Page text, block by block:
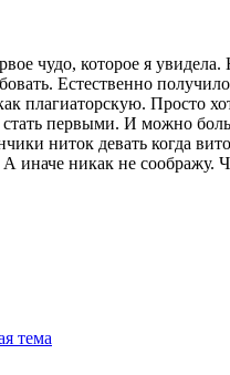
чудо, которое я увидела.
Естественно
плагиаторскую. Просто
стать первыми. И можно
ниток девать когда
иначе никак не соображу.
тема